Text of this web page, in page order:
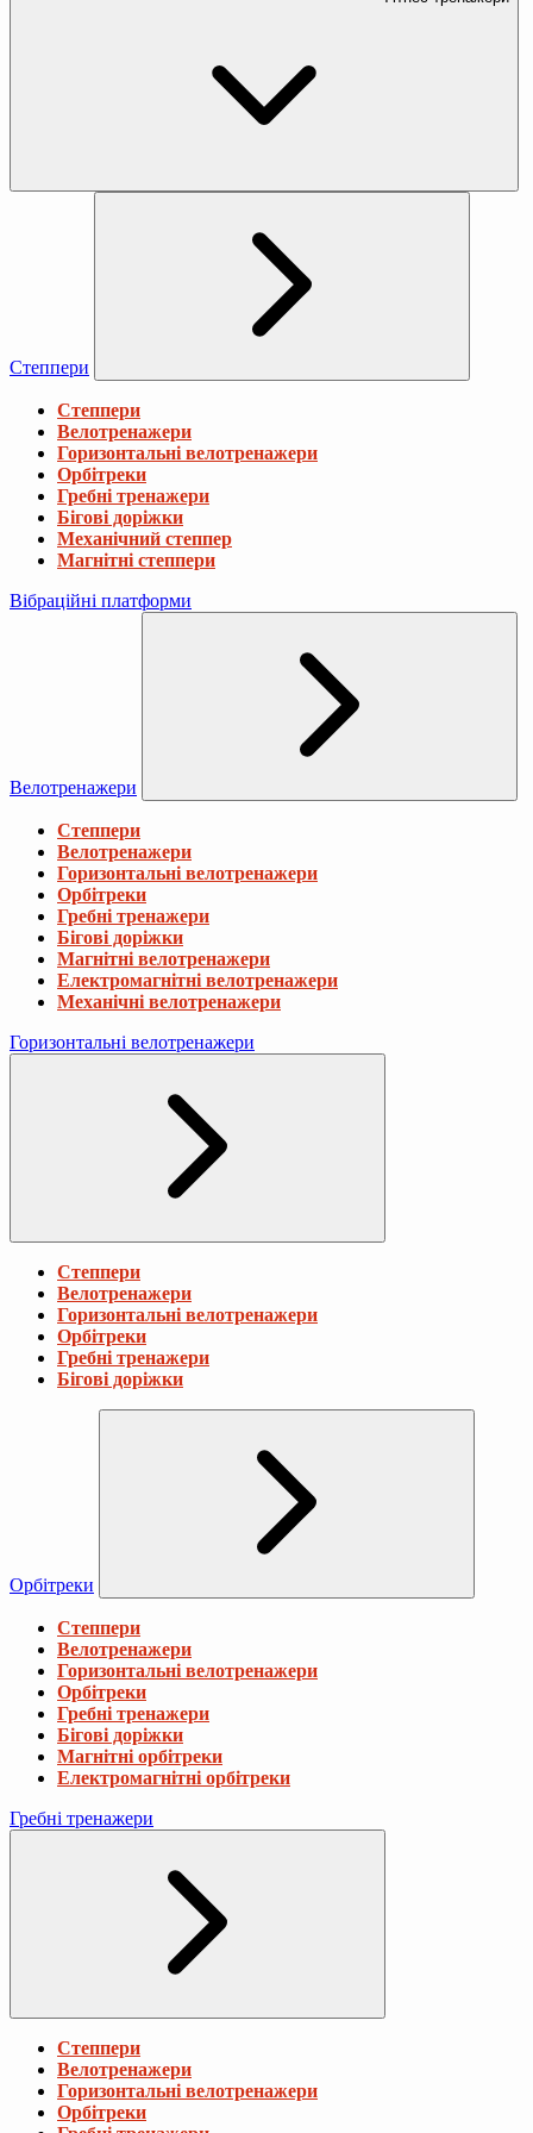
Степпери
Степпери
Велотренажери
Горизонтальні велотренажери
Орбітреки
Гребні тренажери
Бігові доріжки
Механічний степпер
Магнітні степпери
Вібраційні платформи
Велотренажери
Степпери
Велотренажери
Горизонтальні велотренажери
Орбітреки
Гребні тренажери
Бігові доріжки
Магнітні велотренажери
Електромагнітні велотренажери
Механічні велотренажери
Горизонтальні велотренажери
Степпери
Велотренажери
Горизонтальні велотренажери
Орбітреки
Гребні тренажери
Бігові доріжки
Орбітреки
Степпери
Велотренажери
Горизонтальні велотренажери
Орбітреки
Гребні тренажери
Бігові доріжки
Магнітні орбітреки
Електромагнітні орбітреки
Гребні тренажери
Степпери
Велотренажери
Горизонтальні велотренажери
Орбітреки